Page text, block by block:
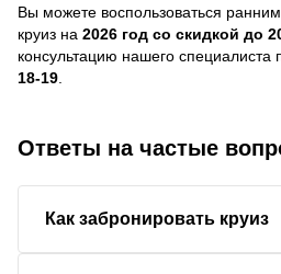
Вы можете воспользоваться
круиз на 2026 год со скидкой до
консультацию нашего специалиста
18-19
Ответы на частые
Как забронировать круиз